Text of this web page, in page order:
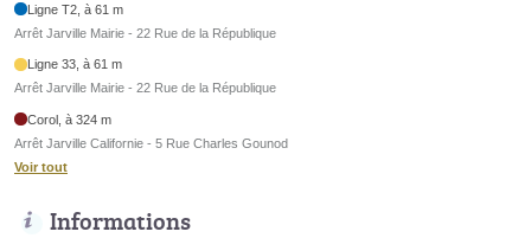
Ligne T2, à 61 m
Arrêt Jarville Mairie - 22 Rue de la République
Ligne 33, à 61 m
Arrêt Jarville Mairie - 22 Rue de la République
Corol, à 324 m
Arrêt Jarville Californie - 5 Rue Charles Gounod
Voir tout
Informations